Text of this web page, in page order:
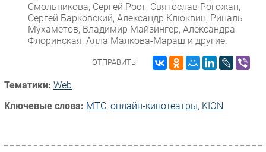
Смольникова, Сергей Рост, Святослав Рогожан,
Сергей Барковский, Александр Клюквин, Риналь
Мухаметов, Владимир Майзингер, Александра
Флоринская, Алла Малкова-Мараш и другие.
ОТПРАВИТЬ:
Тематики: Web
Ключевые слова: МТС, онлайн-кинотеатры, KION